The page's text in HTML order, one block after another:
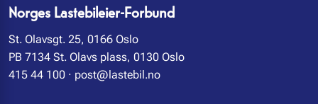
Norges Lastebileier-Forbund
St. Olavsgt. 25, 0166 Oslo
PB 7134 St. Olavs plass, 0130 Oslo
415 44 100 · post@lastebil.no